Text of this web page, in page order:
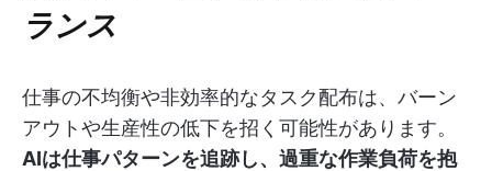
ランス
仕事の不均衡や非効率的なタスク配布は、バーン
アウトや生産性の低下を招く可能性があります。
AIは仕事パターンを追跡し、過重な作業負荷を抱